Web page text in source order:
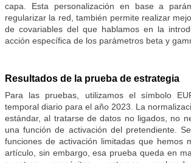
capa. Esta personalización en base a
regularizar la red, también permite realizar
de covariables del que hablamos en la
acción específica de los parámetros beta y
Resultados de la prueba de estrategia
Para las pruebas, utilizamos el símbolo
temporal diario para el año 2023. La
estándar, al tratarse de datos no ligados, no
una función de activación del pretendiente.
funciones de activación limitadas que hemos
artículo, sin embargo, esa prueba queda en